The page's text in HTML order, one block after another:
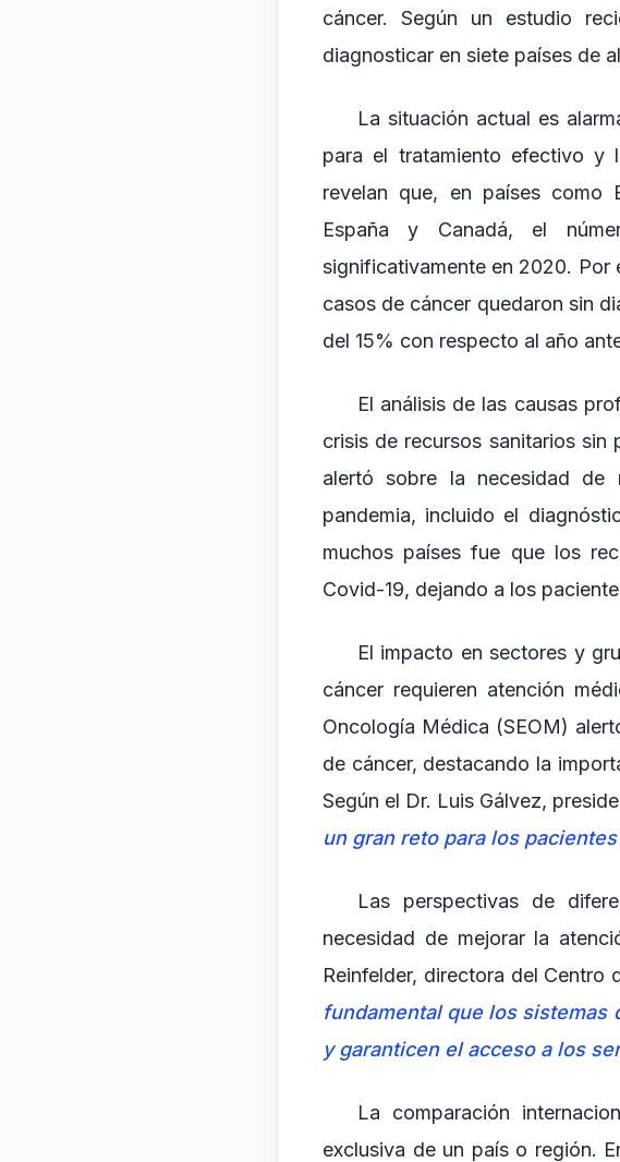
cáncer. Según un estudio
diagnosticar en siete países de
La situación actual es
para el tratamiento efectivo y
revelan que, en países como
España y Canadá, el
significativamente en 2020. Por
casos de cáncer quedaron sin
del 15% con respecto al año
El análisis de las causas
crisis de recursos sanitarios sin
alertó sobre la necesidad de
pandemia, incluido el
muchos países fue que los
Covid-19, dejando a los
El impacto en sectores y
cáncer requieren atención
Oncología Médica (SEOM)
de cáncer, destacando la
Según el Dr. Luis Gálvez,
un gran reto para los
Las perspectivas de
necesidad de mejorar la
Reinfelder, directora del
fundamental que los sistemas
y garanticen el acceso a los
La comparación
exclusiva de un país o región.